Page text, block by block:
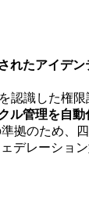
たアイデ
認識した権限
ル管理を自動
拠のため、
デレーショ